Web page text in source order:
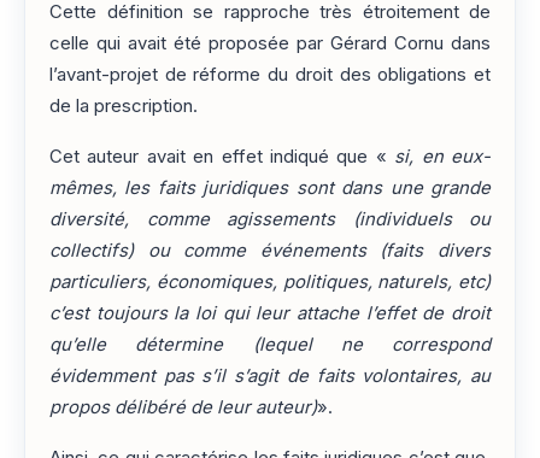
Cette définition se rapproche très étroitement de
celle qui avait été proposée par Gérard Cornu dans
l’avant-projet de réforme du droit des obligations et
de la prescription.
Cet auteur avait en effet indiqué que « si, en eux-
mêmes, les faits juridiques sont dans une grande
diversité, comme agissements (individuels ou
collectifs) ou comme événements (faits divers
particuliers, économiques, politiques, naturels, etc)
c’est toujours la loi qui leur attache l’effet de droit
qu’elle détermine (lequel ne correspond
évidemment pas s’il s’agit de faits volontaires, au
propos délibéré de leur auteur)».